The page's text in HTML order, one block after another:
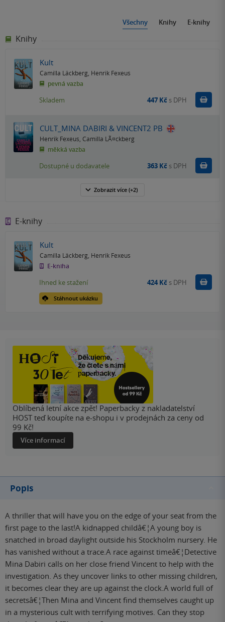
Všechny Knihy E-knihy
Knihy
Kult
Camilla Läckberg Henrik Fexeus
pevná vazba
Skladem 447 Kč s DPH
CULT_MINA DABIRI & VINCENT2 PB
Henrik Fexeus Camilla LÃ¤ckberg
měkká vazba
Dostupné u dodavatele 363 Kč s DPH
Zobrazit více (+2)
E-knihy
Kult
Camilla Läckberg Henrik Fexeus
E-kniha
Stáhnout ukázku
Ihned ke stažení 424 Kč s DPH Koupit
Oblíbená letní akce zpět! Paperbacky z nakladatelství
HOST teď koupíte na e-shopu i v prodejnách za ceny od
99 Kč!
Více informací
Popis
A thriller that will have you on the edge of your seat from the
first page to the last!A kidnapped childâ€¦A young boy is
snatched in broad daylight outside his Stockholm nursery. He
has vanished without a trace.A race against timeâ€¦Detective
Mina Dabiri calls on her close friend Vincent to help with the
investigation. As they uncover links to other missing children,
it becomes clear they are up against the clock.A world full of
secretsâ€¦Then Mina and Vincent find themselves caught up
in a mysterious cult with terrifying motives. Can they stop